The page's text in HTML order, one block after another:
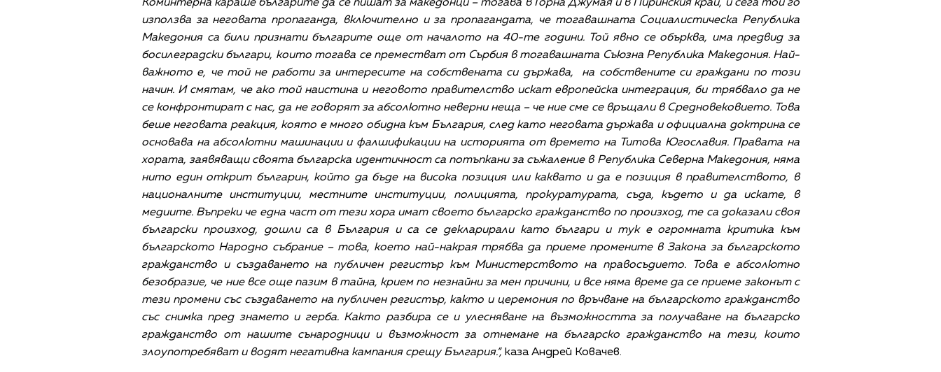
Коминтерна караше българите да се пишат за македонци – тогава в Горна Джумая и в Пиринския край, и сега той го
използва за неговата пропаганда, включително и за пропагандата, че тогавашната Социалистическа Република
Македония са били признати българите още от началото на 40-те години. Той явно се обърква, има предвид за
босилеградски българи, които тогава се преместват от Сърбия в тогавашната Съюзна Република Македония. Най-
важното е, че той не работи за интересите на собствената си държава, на собствените си граждани по този
начин. И смятам, че ако той наистина и неговото правителство искат европейска интеграция, би трябвало да не
се конфронтират с нас, да не говорят за абсолютно неверни неща – че ние сме се връщали в Средновековието. Това
беше неговата реакция, която е много обидна към България, след като неговата държава и официална доктрина се
основава на абсолютни машинации и фалшификации на историята от времето на Титова Югославия. Правата на
хората, заявяващи своята българска идентичност са потъпкани за съжаление в Република Северна Македония, няма
нито един открит българин, който да бъде на висока позиция или каквато и да е позиция в правителството, в
националните институции, местните институции, полицията, прокуратурата, съда, където и да искате, в
медиите. Въпреки че една част от тези хора имат своето българско гражданство по произход, те са доказали своя
български произход, дошли са в България и са се декларирали като българи и тук е огромната критика към
българското Народно събрание – това, което най-накрая трябва да приеме промените в Закона за българското
гражданство и създаването на публичен регистър към Министерството на правосъдието. Това е абсолютно
безобразие, че ние все още пазим в тайна, крием по незнайни за мен причини, и все няма време да се приеме законът с
тези промени със създаването на публичен регистър, както и церемония по връчване на българското гражданство
със снимка пред знамето и герба. Както разбира се и улесняване на възможността за получаване на българско
гражданство от нашите сънародници и възможност за отнемане на българско гражданство на тези, които
злоупотребяват и водят негативна кампания срещу България.“, каза Андрей Ковачев.